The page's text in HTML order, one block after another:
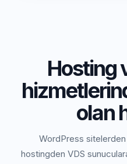
Hosting
olan
WordPress
hostingden VDS